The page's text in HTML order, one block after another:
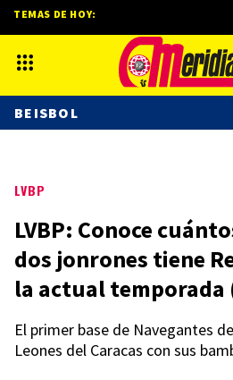
LVBP
LVBP: Conoce
dos jonrones tiene
la actual temporada
El primer base de Navegantes
Leones del Caracas con sus
TEMAS DE HOY:
BEISBOL